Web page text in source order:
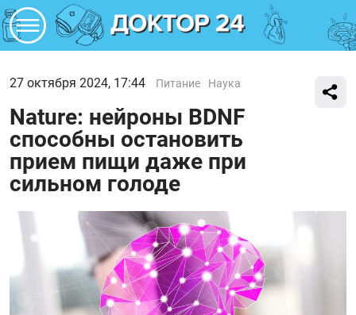
27 октября 2024, 17:44 Питание Наука
Nature: нейроны BDNF
способны остановить
прием пищи даже при
сильном голоде